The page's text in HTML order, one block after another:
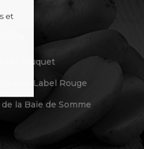
du Touquet
Label Rouge
de la Baie de Somme
et